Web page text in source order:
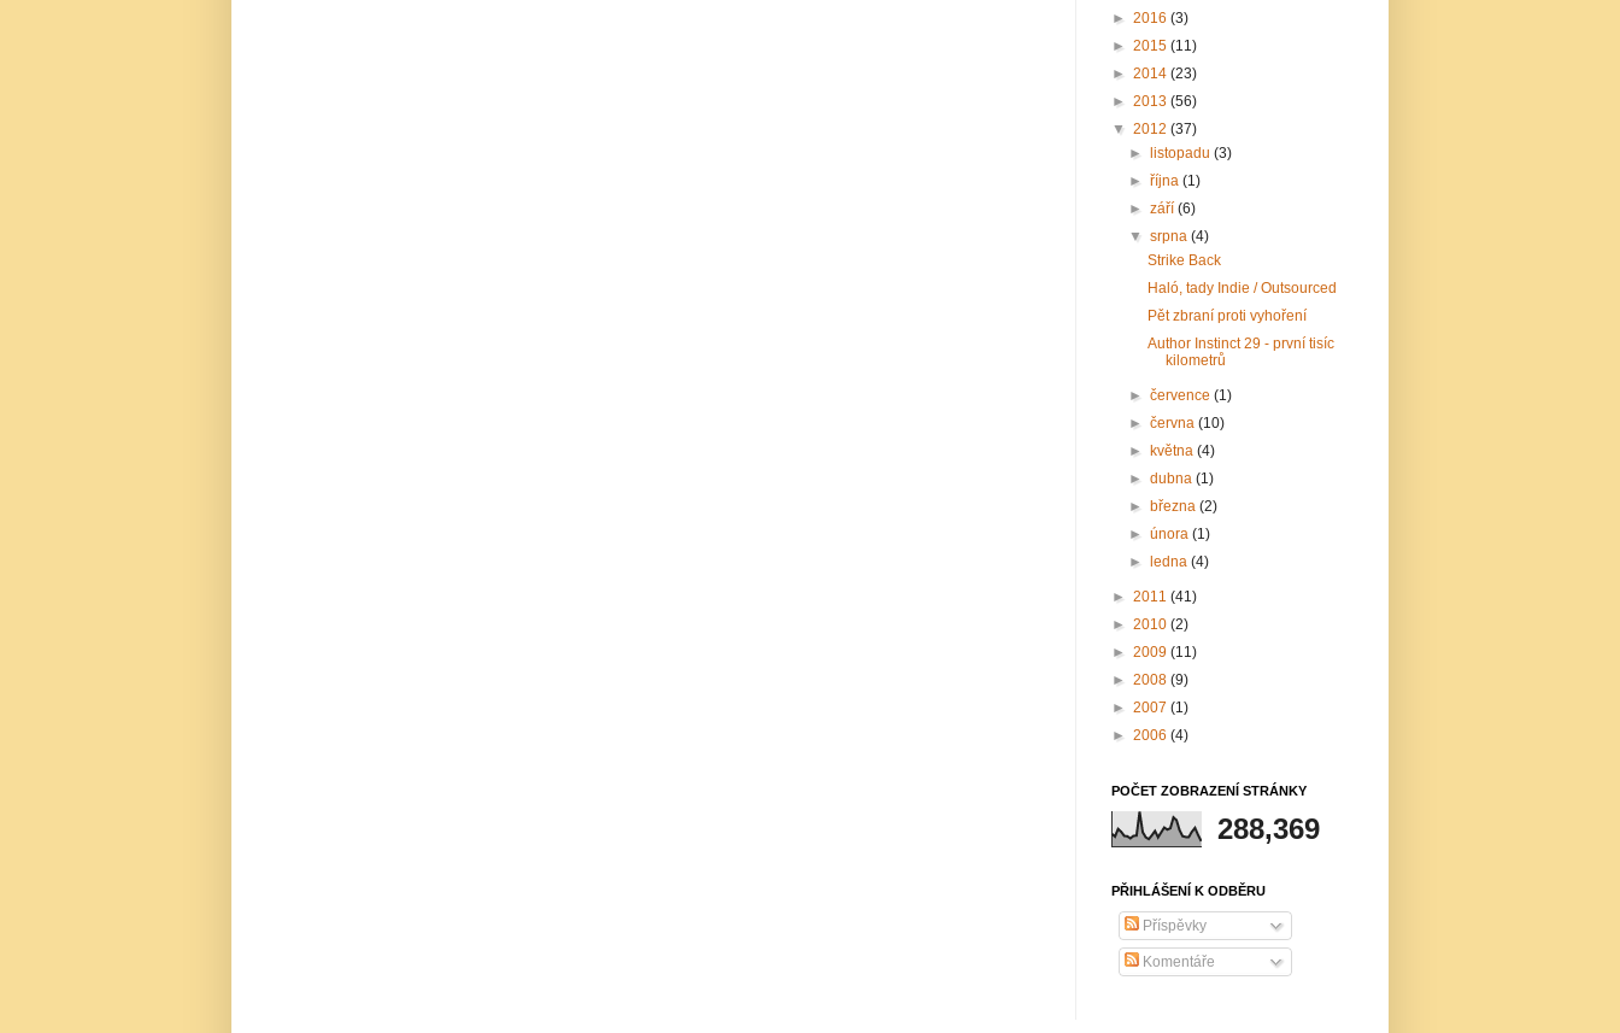
► 2016 (3)
► 2015 (11)
► 2014 (23)
► 2013 (56)
▼ 2012 (37)
►listopadu(3)
►října(1)
►září(6)
▼srpna(4)
Strike Back
Haló, tady Indie / Outsourced
Pět zbraní proti vyhoření
Author Instinct 29 - první tisíc
kilometrů
►července(1)
►června(10)
►května(4)
►dubna(1)
►března(2)
►února(1)
►ledna(4)
► 2011 (41)
► 2010 (2)
► 2009 (11)
► 2008 (9)
► 2007 (1)
► 2006 (4)
POČET ZOBRAZENÍ STRÁNKY
288,369
PŘIHLÁŠENÍ K ODBĚRU
Příspěvky
Komentáře